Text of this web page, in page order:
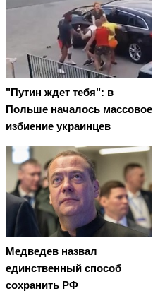
"Путин ждет тебя": в
Польше началось массовое
избиение украинцев
Медведев назвал
единственный способ
сохранить РФ